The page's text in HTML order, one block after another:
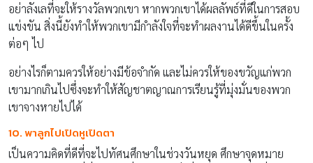
อย่าลังเลที่จะให้รางวัลพวกเขา หากพวกเขาได้ผลลัพธ์ที่ดีในการสอบ
แข่งขัน สิ่งนี้ยังทำให้พวกเขามีกำลังใจที่จะทำผลงานได้ดีขึ้นในครั้ง
ต่อๆ ไป
อย่างไรก็ตามควรให้อย่างมีข้อจำกัด และไม่ควรให้ของขวัญแก่พวก
เขามากเกินไปซึ่งจะทำให้สัญชาตญาณการเรียนรู้ที่มุ่งมั่นของพวก
เขาจางหายไปได้
10. พาลูกไปเปิดหูเปิดตา
เป็นความคิดที่ดีที่จะไปทัศนศึกษาในช่วงวันหยุด ศึกษาจุดหมาย